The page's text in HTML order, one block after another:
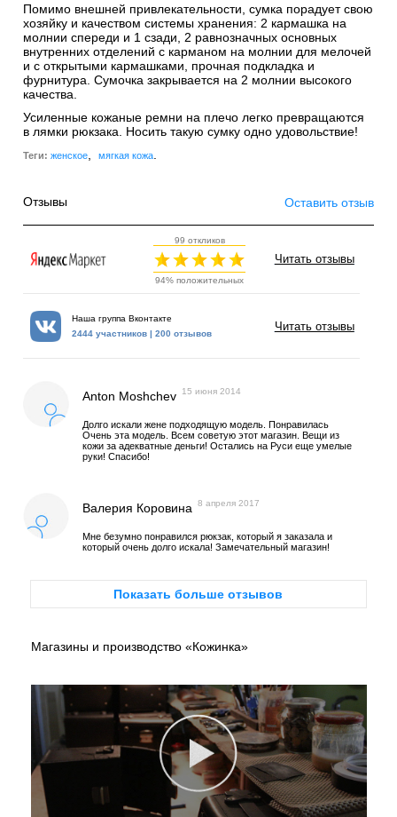
Помимо внешней привлекательности, сумка порадует свою
хозяйку и качеством системы хранения: 2 кармашка на
молнии спереди и 1 сзади, 2 равнозначных основных
внутренних отделений с карманом на молнии для мелочей
и с открытыми кармашками, прочная подкладка и
фурнитура. Сумочка закрывается на 2 молнии высокого
качества.
Усиленные кожаные ремни на плечо легко превращаются
в лямки рюкзака. Носить такую сумку одно удовольствие!
Теги: женское мягкая кожа.
Отзывы Оставить отзыв
99 откликов
94% положительных
Читать отзывы
Наша группа Вконтакте
2444 участников | 200 отзывов
Читать отзывы
Anton Moshchev 15 июня 2014
Долго искали жене подходящую модель. Понравилась
Очень эта модель. Всем советую этот магазин. Вещи из
кожи за адекватные деньги! Остались на Руси еще умелые
руки! Спасибо!
Валерия Коровина 8 апреля 2017
Мне безумно понравился рюкзак, который я заказала и
который очень долго искала! Замечательный магазин!
Показать больше отзывов
Магазины и производство «Кожинка»